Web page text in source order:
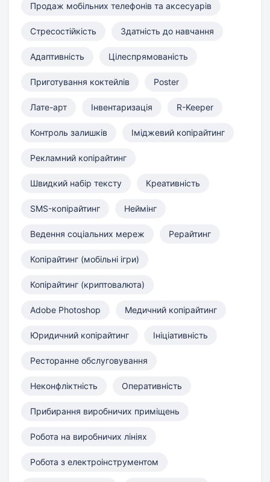
Продаж мобільних телефонів та аксесуарів
Стресостійкість Здатність до навчання
Адаптивність Цілеспрямованість
Приготування коктейлів Poster
Лате-арт Інвентаризація R-Keeper
Контроль залишків Іміджевий копірайтинг
Рекламний копірайтинг
Швидкий набір тексту Креативність
SMS-копірайтинг Неймінг
Ведення соціальних мереж Рерайтинг
Копірайтинг (мобільні ігри)
Копірайтинг (криптовалюта)
Adobe Photoshop Медичний копірайтинг
Юридичний копірайтинг Ініціативність
Ресторанне обслуговування
Неконфліктність Оперативність
Прибирання виробничих приміщень
Робота на виробничих лініях
Робота з електроінструментом